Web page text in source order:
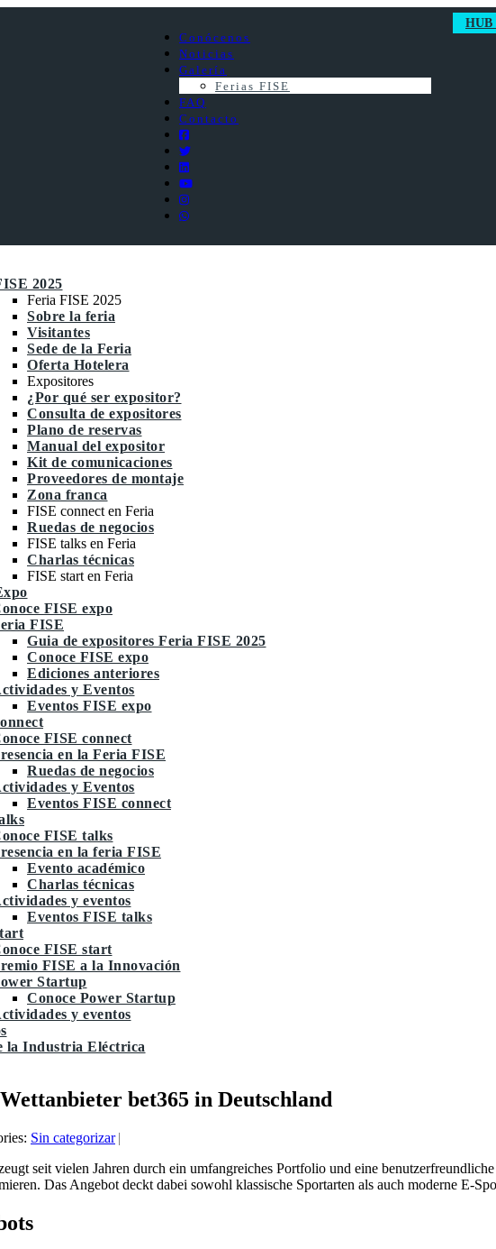
Conócenos
Noticias
Galería
Ferias FISE
FAQ
Contacto
HUB
2025
Feria FISE 2025
Sobre la feria
Visitantes
Sede de la Feria
Oferta Hotelera
Expositores
¿Por qué ser expositor?
Consulta de expositores
Plano de reservas
Manual del expositor
Kit de comunicaciones
Proveedores de montaje
Zona franca
FISE connect en Feria
Ruedas de negocios
FISE talks en Feria
Charlas técnicas
FISE start en Feria
FISE expo
FISE
Guia de expositores Feria FISE 2025
Conoce FISE expo
Ediciones anteriores
y Eventos
Eventos FISE expo
FISE connect
en la Feria FISE
Ruedas de negocios
y Eventos
Eventos FISE connect
FISE talks
en la feria FISE
Evento académico
Charlas técnicas
y eventos
Eventos FISE talks
FISE start
FISE a la Innovación
Startup
Conoce Power Startup
y eventos
la Industria Eléctrica
bet365 in Deutschland
Sin categorizar |
seit vielen Jahren durch ein umfangreiches Portfolio und eine
Das Angebot deckt dabei sowohl klassische Sportarten als auch moderne E-